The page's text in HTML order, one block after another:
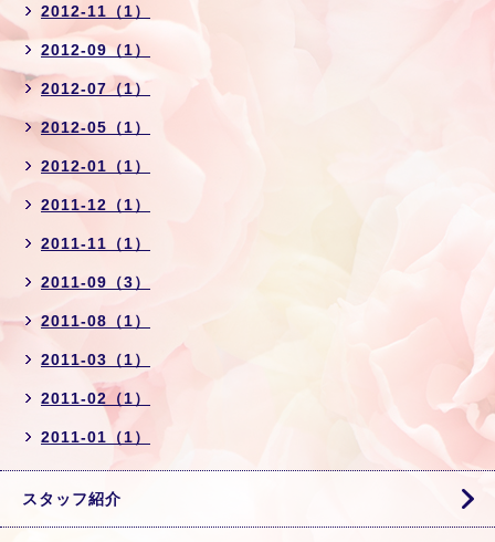
2012-11（1）
2012-09（1）
2012-07（1）
2012-05（1）
2012-01（1）
2011-12（1）
2011-11（1）
2011-09（3）
2011-08（1）
2011-03（1）
2011-02（1）
2011-01（1）
スタッフ紹介